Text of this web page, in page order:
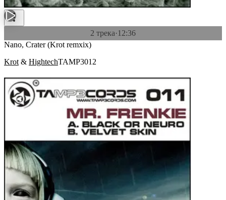
2 трека·12:36
Nano, Crater (Krot remxix)
Krot & HightechTAMP3012